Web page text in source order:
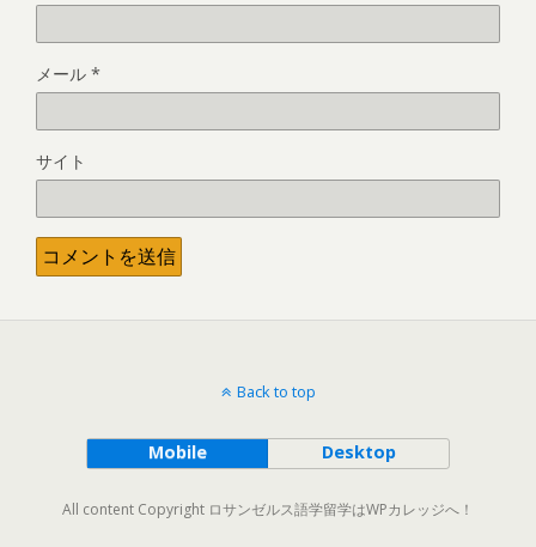
メール *
サイト
Back to top
Mobile Desktop
All content Copyright ロサンゼルス語学留学はWPカレッジへ！